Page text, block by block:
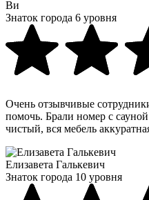
Ви
Знаток города 6 уровня
Очень отзывчивые
помочь. Брали номер с
чистый, вся мебель
Елизавета Галькевич
Знаток города 10 уровня